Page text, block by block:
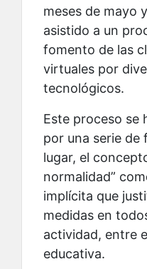
meses de mayo
asistido a un
fomento de las
virtuales por
tecnológicos.
Este proceso se
por una serie de
lugar, el
normalidad”
implícita que
medidas en
actividad, entre
educativa.